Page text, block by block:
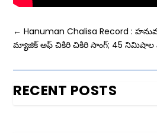
←Hanuman Chalisa Record :
మ్యాజిక్ అఫ్ చికిరి చికిరి సాంగ్; 45 నిమిషాల
RECENT POSTS